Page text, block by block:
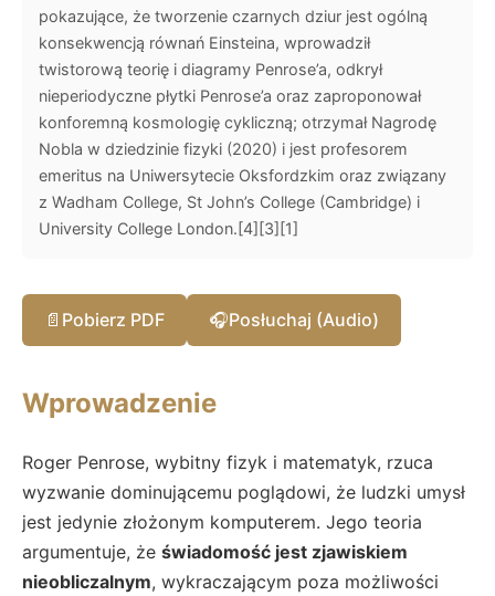
pokazujące, że tworzenie czarnych dziur jest ogólną
konsekwencją równań Einsteina, wprowadził
twistorową teorię i diagramy Penrose’a, odkrył
nieperiodyczne płytki Penrose’a oraz zaproponował
konforemną kosmologię cykliczną; otrzymał Nagrodę
Nobla w dziedzinie fizyki (2020) i jest profesorem
emeritus na Uniwersytecie Oksfordzkim oraz związany
z Wadham College, St John’s College (Cambridge) i
University College London.[4][3][1]
📄 Pobierz PDF 🎧Posłuchaj (Audio)
Wprowadzenie
Roger Penrose, wybitny fizyk i matematyk, rzuca
wyzwanie dominującemu poglądowi, że ludzki umysł
jest jedynie złożonym komputerem. Jego teoria
argumentuje, że świadomość jest zjawiskiem
nieobliczalnym, wykraczającym poza możliwości